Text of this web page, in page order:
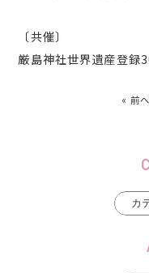
〔共催〕
厳島神社世界遺産登録
« 前へ